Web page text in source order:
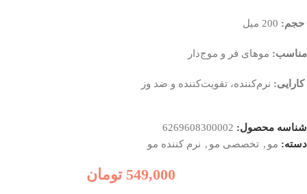
حجم:
مناسب: موهای فر و موج‌دار
کارایی: نرم‌کننده، تقویت‌کننده و ضد وز
شناسه محصول: 6269608300002
دسته: مو , تخصصی مو , نرم کننده مو
549,000 تومان